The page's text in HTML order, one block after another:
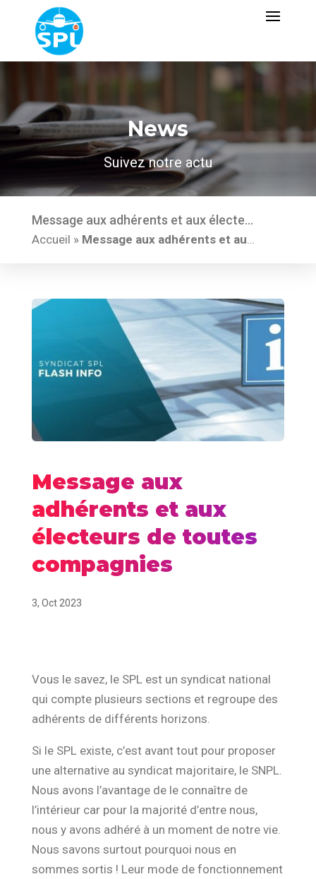
News
Suivez notre actu
Message aux adhérents et aux électeurs de toutes compagnies
Accueil » Message aux adhérents et aux électeurs de toutes compagnies
Message aux
adhérents et aux
électeurs de toutes
compagnies
3, Oct 2023
Vous le savez, le SPL est un syndicat national
qui compte plusieurs sections et regroupe des
adhérents de différents horizons.
Si le SPL existe, c’est avant tout pour proposer
une alternative au syndicat majoritaire, le SNPL.
Nous avons l’avantage de le connaître de
l’intérieur car pour la majorité d’entre nous,
nous y avons adhéré à un moment de notre vie.
Nous savons surtout pourquoi nous en
sommes sortis ! Leur mode de fonctionnement